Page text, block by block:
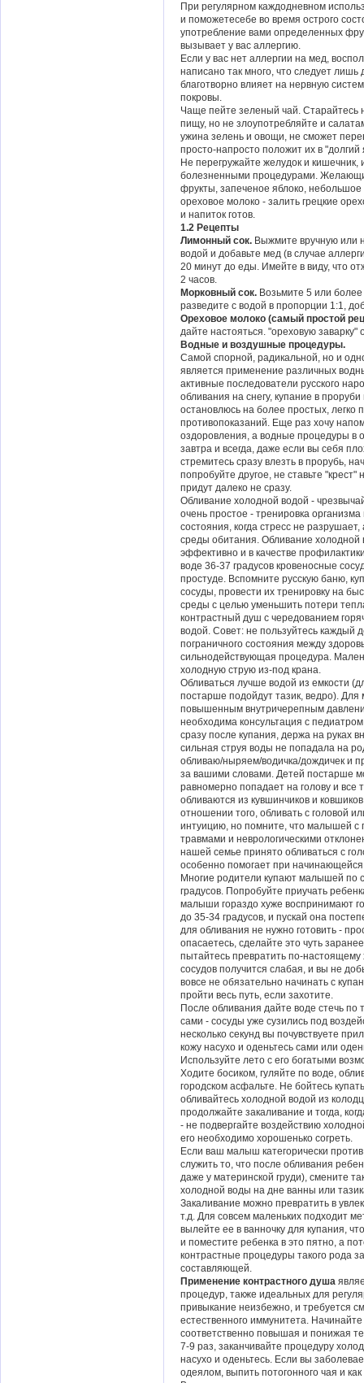
При регулярном каждодневном
и поможетесебе во время острого
употребление вами определенных
вызывает у вас аллергию.
Если у вас нет аллергии на мед,
написано так много, что следует
благотворно влияет на нервную
покровы.
Чаще пейте зеленый чай. Старайтесь
пищу, но не злоупотребляйте и
ужина зелень и овощи, не сможет
просто-напросто положит их в
Не перегружайте желудок и
болезненными процедурами.
фрукты, запеченое яблоко, небольшое
ореховое молоко - залить грецкие
и напиток готов.
1.2 Рецепты
Лимонный сок. Выжмите вручную или
водой и добавьте мед (в случае
20 минут до еды. Имейте в виду, что
2 часов.
Морковный сок. Возьмите 5 или
разведите с водой в пропорции 1:1,
Ореховое молоко (самый простой
дайте настояться. "ореховую
Водные и воздушные процедуры.
Самой спорной, радикальной, но и
является применение различных
активные последователи русского
обливания на снегу, купание в
остановлюсь на более простых,
противопоказаний. Еще раз хочу
оздоровления, а водные процедуры в
завтра и всегда, даже если вы себя
стремитесь сразу влезть в прорубь,
попробуйте другое, не ставьте
придут далеко не сразу.
Обливание холодной водой -
очень простое - тренировка организма
состояния, когда стресс не
среды обитания. Обливание холодной
эффективно и в качестве
воде 36-37 градусов кровеносные
простуде. Вспомните русскую баню,
сосуды, провести их тренировку на
среды с целью уменьшить потери
контрастный душ с чередованием
водой. Совет: не пользуйтесь каждый
пограничного состояния между
сильнодействующая процедура.
холодную струю из-под крана.
Обливаться лучше водой из емкости
постарше подойдут тазик, ведро).
повышенным внутричерепным
необходима консультация с
сразу после купания, держа на руках
сильная струя воды не попадала на
обливаю/ныряем/водичка/дождичек и
за вашими словами. Детей постарше
равномерно попадает на голову и все
обливаются из кувшинчиков и
отношении того, обливать с головой
интуицию, но помните, что малышей
травмами и неврологическими
нашей семье принято обливаться с
особенно помогает при начинающейся
Многие родители купают малышей по
градусов. Попробуйте приучать
малыши гораздо хуже воспринимают
до 35-34 градусов, и пускай она
для обливания не нужно готовить -
опасаетесь, сделайте это чуть
пытайтесь превратить по-
сосудов получится слабая, и вы не
вовсе не обязательно начинать с
пройти весь путь, если захотите.
После обливания дайте воде стечь по
сами - сосуды уже сузились под
несколько секунд вы почувствуете
кожу насухо и оденьтесь сами или
Используйте лето с его богатыми
Ходите босиком, гуляйте по воде,
городском асфальте. Не бойтесь
обливайтесь холодной водой из
продолжайте закаливание и тогда,
- не подвергайте воздействию
его необходимо хорошенько согреть.
Если ваш малыш категорически
служить то, что после обливания
даже у материнской груди), смените
холодной воды на дне ванны или
Закаливание можно превратить в
т.д. Для совсем маленьких подходит
вылейте ее в ванночку для купания,
и поместите ребенка в это пятно, а
контрастные процедуры такого рода
составляющей.
Применение контрастного душа
процедур, также идеальных для
привыкание неизбежно, и требуется
естественного иммунитета.
соответственно повышая и понижая
7-9 раз, заканчивайте процедуру
насухо и оденьтесь. Если вы
одеялом, выпить потогонного чая и